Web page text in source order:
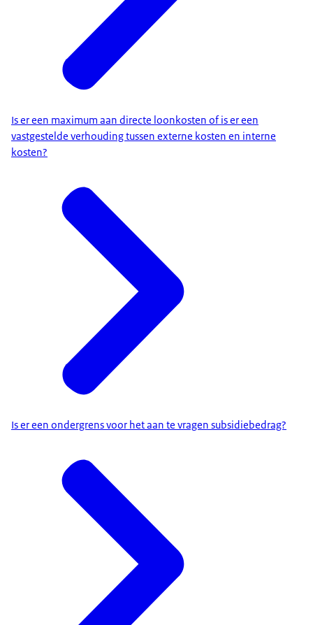
Is er een maximum aan directe loonkosten of is er een
vastgestelde verhouding tussen externe kosten en interne
kosten?
Is er een ondergrens voor het aan te vragen subsidiebedrag?